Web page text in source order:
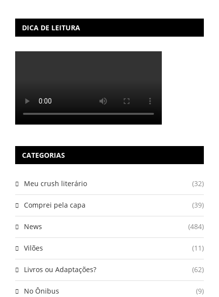
DICA DE LEITURA
CATEGORIAS
Meu crush literário (32)
Comprei pela capa (39)
News (484)
Vilões (11)
Livros ou Adaptações? (62)
No Ônibus (9)